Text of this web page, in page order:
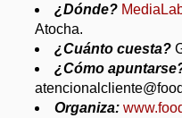
¿Dónde?
Atocha.
¿Cuánto cuesta?
¿Cómo
Organiza: